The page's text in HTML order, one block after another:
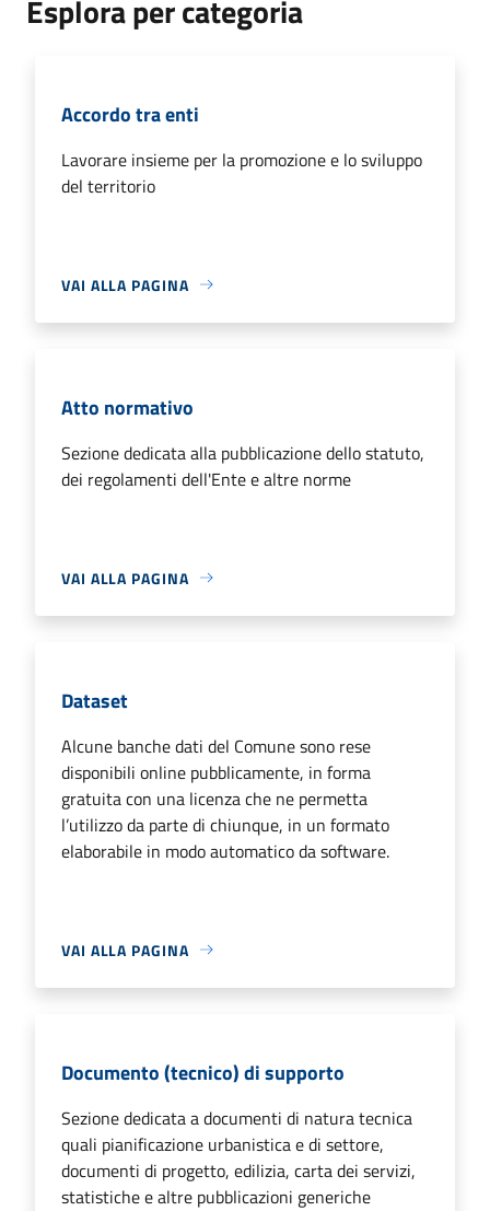
Esplora per categoria
Accordo tra enti
Lavorare insieme per la promozione e lo sviluppo
del territorio
VAI ALLA PAGINA
Atto normativo
Sezione dedicata alla pubblicazione dello statuto,
dei regolamenti dell'Ente e altre norme
VAI ALLA PAGINA
Dataset
Alcune banche dati del Comune sono rese
disponibili online pubblicamente, in forma
gratuita con una licenza che ne permetta
l’utilizzo da parte di chiunque, in un formato
elaborabile in modo automatico da software.
VAI ALLA PAGINA
Documento (tecnico) di supporto
Sezione dedicata a documenti di natura tecnica
quali pianificazione urbanistica e di settore,
documenti di progetto, edilizia, carta dei servizi,
statistiche e altre pubblicazioni generiche